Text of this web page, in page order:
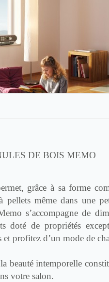
DE BOIS MEMO
grâce à sa forme
pellets même dans une
s’accompagne de
doté de propriétés
et profitez d’un mode de
beauté intemporelle
votre salon.